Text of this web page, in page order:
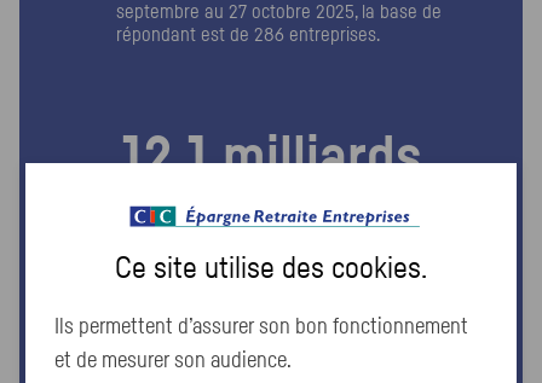
septembre au 27 octobre 2025, la base de
répondant est de 286 entreprises.
12,1 milliards
186 FCPE
gérés
Ce site utilise des cookies.
Ils permettent d’assurer son bon fonctionnement
et de mesurer son audience.